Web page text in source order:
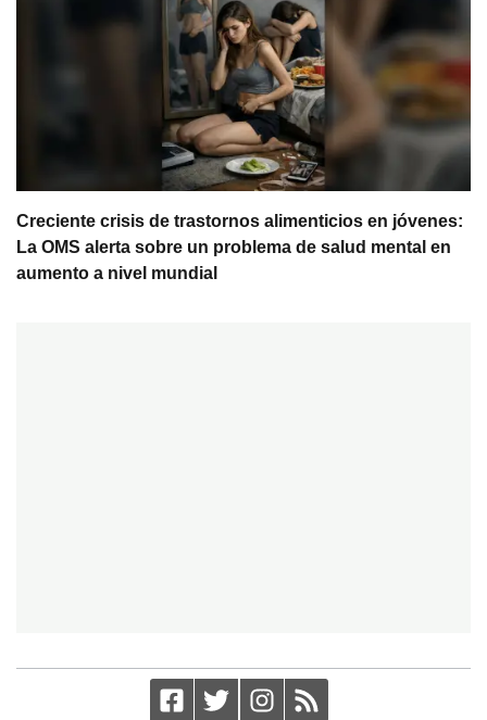
Creciente crisis de trastornos alimenticios en jóvenes:
La OMS alerta sobre un problema de salud mental en
aumento a nivel mundial